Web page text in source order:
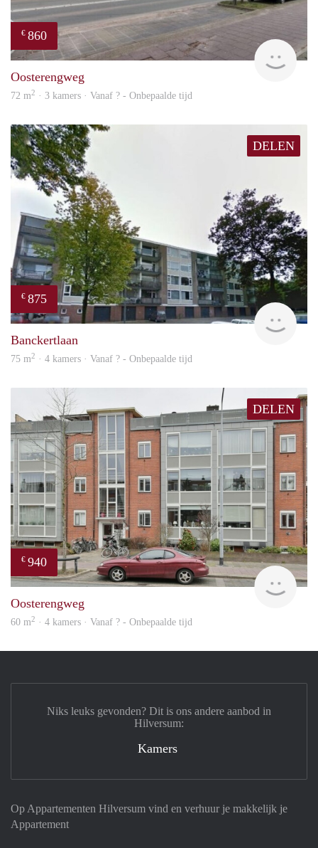
€ 860
rent
Oosterengweg
72 m2 · 3 kamers · Vanaf ? - Onbepaalde tijd
DELEN
€ 875
Banckertlaan
75 m2 · 4 kamers · Vanaf ? - Onbepaalde tijd
DELEN
€ 940
Oosterengweg
60 m2 · 4 kamers · Vanaf ? - Onbepaalde tijd
Op Appartementen Hilversum vind en verhuur je makkelijk je
Appartement
Niks leuks gevonden? Dit is ons andere aanbod in
Hilversum:
Kamers